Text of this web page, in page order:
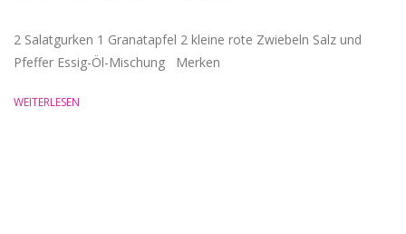
2 Salatgurken 1 Granatapfel 2 kleine rote Zwiebeln Salz und
Pfeffer Essig-Öl-Mischung Merken
WEITERLESEN